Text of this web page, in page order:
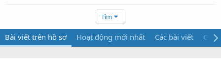
Tìm
Bài viết trên hồ sơ Hoạt động mới nhất Các bài viết Giới